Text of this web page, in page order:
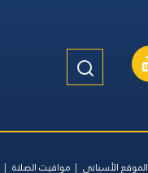
الموقع الأسباني مواقيت الصلاة